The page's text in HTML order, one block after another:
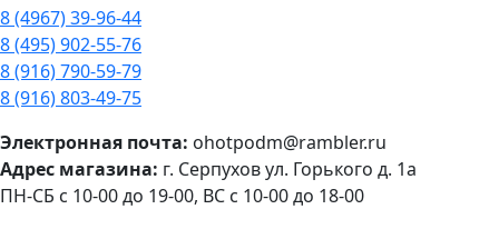
8 (4967) 39-96-44
8 (495) 902-55-76
8 (916) 790-59-79
8 (916) 803-49-75
ПН-СБ с 10-00 до 19-00, ВС с 10-00 до 18-00
Электронная почта: ohotpodm@rambler.ru
Адрес магазина: г. Серпухов ул. Горького д. 1а